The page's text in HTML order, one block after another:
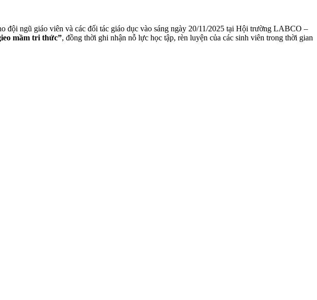
đội ngũ giáo viên và các đối tác giáo dục vào sáng ngày 20/11/2025 tại Hội trường LABCO –
mầm tri thức”, đồng thời ghi nhận nỗ lực học tập, rèn luyện của các sinh viên trong thời gian